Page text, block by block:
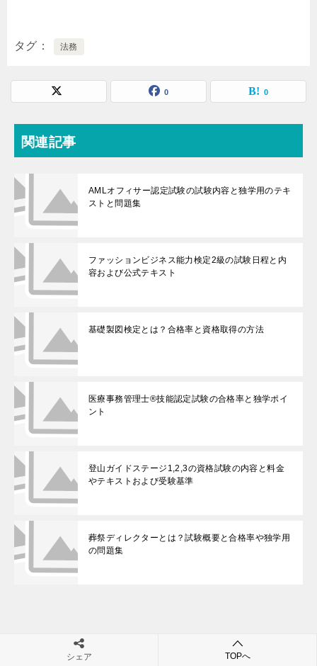
タグ 法務
0 0
関連記事
AMLオフィサー認定試験の試験内容と独学用のテキ
ストと問題集
ファッションビジネス能力検定2級の試験日程と内
容および公式テキスト
基礎製図検定とは？合格率と資格取得の方法
医療事務管理士®技能認定試験の合格率と独学ポイ
ント
登山ガイドステージ1,2,3の資格試験の内容と料金
やテキストおよび受験基準
葬祭ディレクターとは？試験概要と合格率や独学用
の問題集
シェア TOPへ